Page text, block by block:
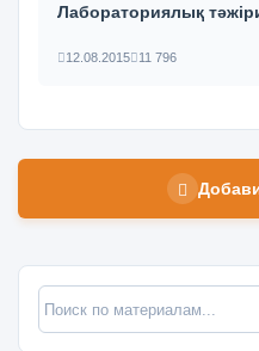
Лабораториялық
12.08.2015 11 796